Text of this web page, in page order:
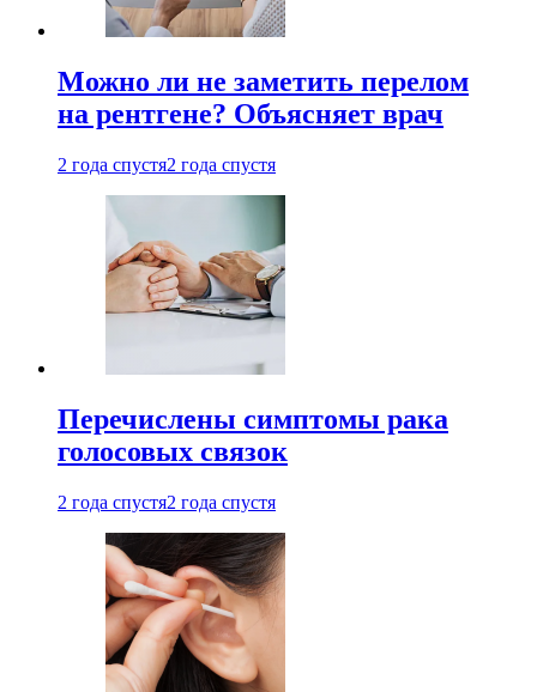
Можно ли не заметить перелом
на рентгене? Объясняет врач
2 года спустя2 года спустя
Перечислены симптомы рака
голосовых связок
2 года спустя2 года спустя